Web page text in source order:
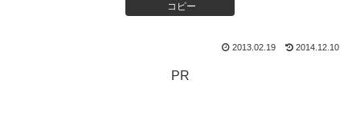
コピー
2013.02.19 2014.12.10
PR